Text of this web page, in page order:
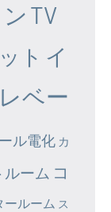
TV
ト イ
ベー
ル電化 カ
ルーム コ
ールーム ス